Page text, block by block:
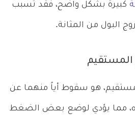
كبيرة بشكل واضح، فقد تسبب
البول من المثانة.
المستقيم
هو سقوط أياً منهما عن
مما يؤدي لوضع بعض الضغط